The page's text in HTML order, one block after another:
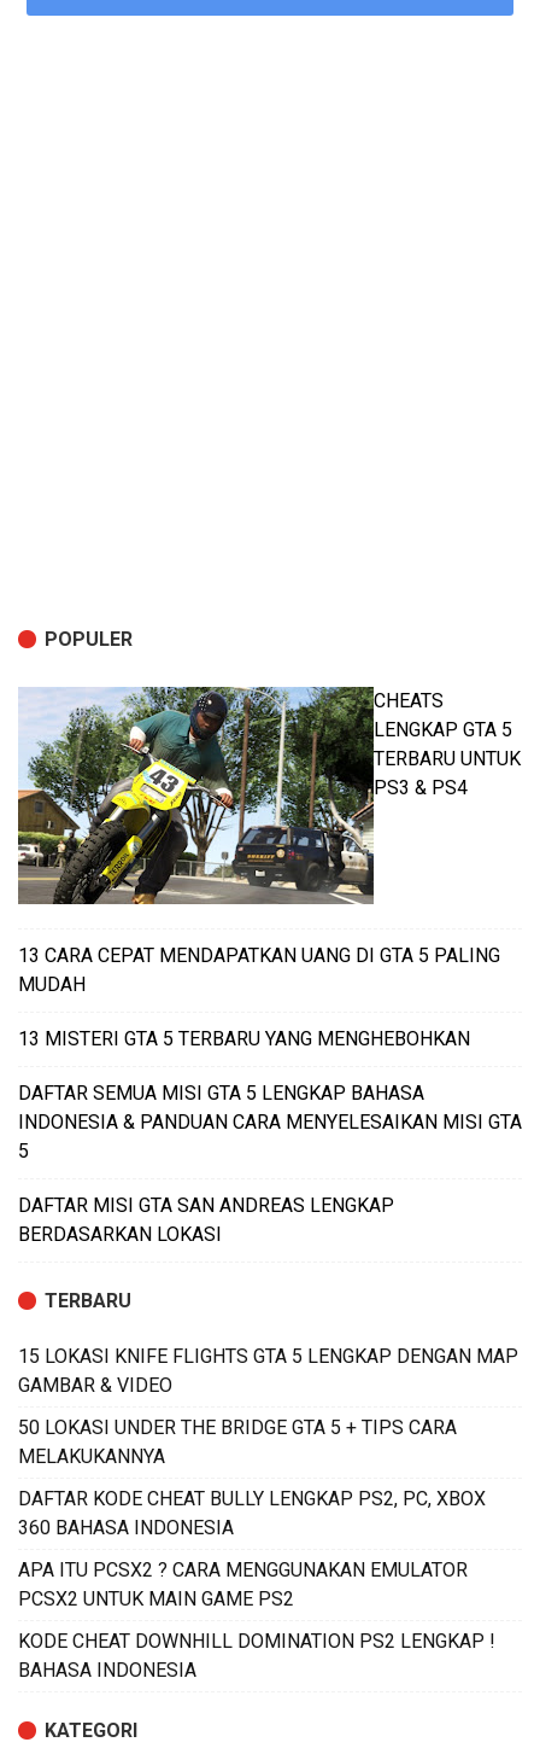
POPULER
CHEATS
LENGKAP GTA 5
TERBARU UNTUK
PS3 & PS4
13 CARA CEPAT MENDAPATKAN UANG DI GTA 5 PALING
MUDAH
13 MISTERI GTA 5 TERBARU YANG MENGHEBOHKAN
DAFTAR SEMUA MISI GTA 5 LENGKAP BAHASA
INDONESIA & PANDUAN CARA MENYELESAIKAN MISI GTA
5
DAFTAR MISI GTA SAN ANDREAS LENGKAP
BERDASARKAN LOKASI
TERBARU
15 LOKASI KNIFE FLIGHTS GTA 5 LENGKAP DENGAN MAP
GAMBAR & VIDEO
50 LOKASI UNDER THE BRIDGE GTA 5 + TIPS CARA
MELAKUKANNYA
DAFTAR KODE CHEAT BULLY LENGKAP PS2, PC, XBOX
360 BAHASA INDONESIA
APA ITU PCSX2 ? CARA MENGGUNAKAN EMULATOR
PCSX2 UNTUK MAIN GAME PS2
KODE CHEAT DOWNHILL DOMINATION PS2 LENGKAP !
BAHASA INDONESIA
KATEGORI